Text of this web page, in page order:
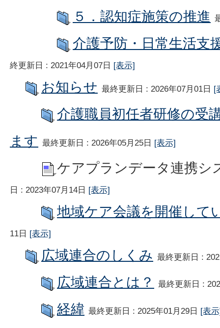
５．認知症施策の推進
介護予防・日常生活支
終更新日 : 2021年04月07日 [表示]
お知らせ 最終更新日 : 2026年07月01日 [
介護職員初任者研修の受
ます 最終更新日 : 2026年05月25日 [表示]
ケアプランデータ連携
日 : 2023年07月14日 [表示]
地域ケア会議を開催して
11日 [表示]
広域連合のしくみ 最終更新日 :
広域連合とは？ 最終更新日 :
経緯 最終更新日 : 2025年01月29日 [表